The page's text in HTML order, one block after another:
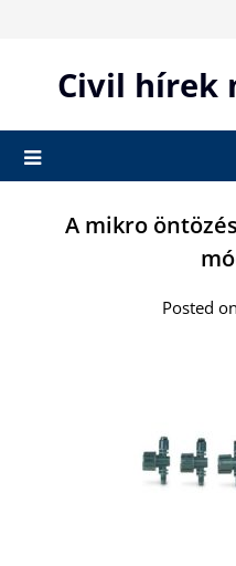
contentCivil hírek
A mikro
Posted